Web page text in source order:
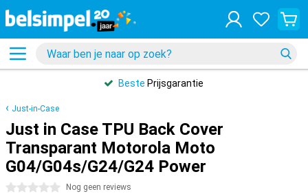
Beste Prijsgarantie
Just-in-Case
Just in Case TPU Back Cover
Transparant Motorola Moto
G04/G04s/G24/G24 Power
0 sterren Nog geen reviews